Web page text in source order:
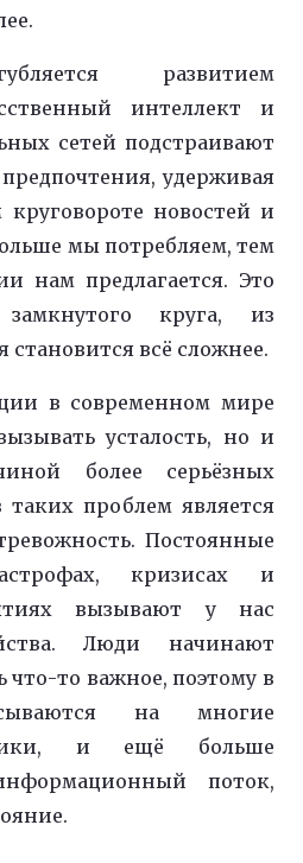
развитием
интеллект и
сетей подстраивают
удерживая
новостей и
мы потребляем, тем
нам предлагается. Это
круга, из
становится всё сложнее.
в современном мире
усталость, но и
более серьёзных
проблем является
Постоянные
кризисах и
вызывают у нас
Люди начинают
что-то важное, поэтому в
на многие
и ещё больше
поток,